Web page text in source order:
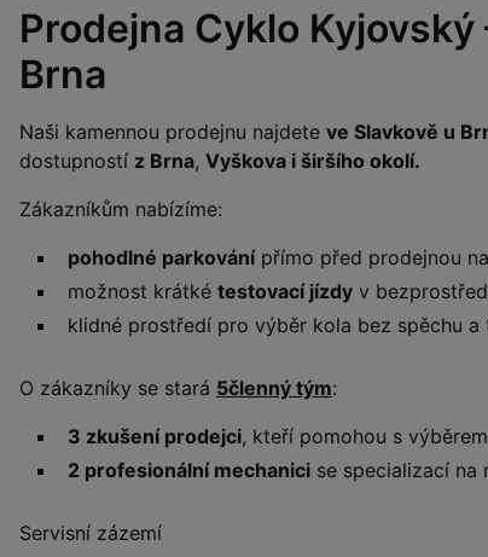
Prodejna Cyklo Kyjovský
Brna
Naši kamennou prodejnu najdete ve Slavkově u
dostupností z Brna, Vyškova i širšího okolí.
Zákazníkům nabízíme:
pohodlné parkovánípřímo před prodejnou
možnost krátké testovací jízdy v
klidné prostředí pro výběr kola bez spěchu a
O zákazníky se stará 5členný tým:
3 zkušení prodejci, kteří pomohou s
2 profesionální mechanici se specializací na
Servisní zázemí